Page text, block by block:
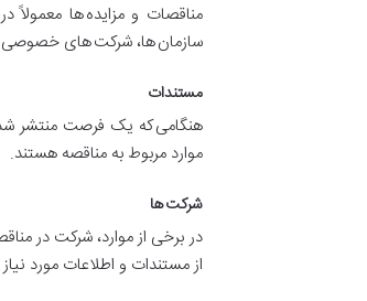
مناقصات و مزایده ها
سازمان ها، شرکت های خصوصی
مستندات
هنگامی که یک فرصت منتشر
موارد مربوط به مناقصه هستند.
شرکت ها
در برخی از موارد، شرکت در
از مستندات و اطلاعات مورد